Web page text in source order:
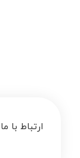
ارتباط با ما